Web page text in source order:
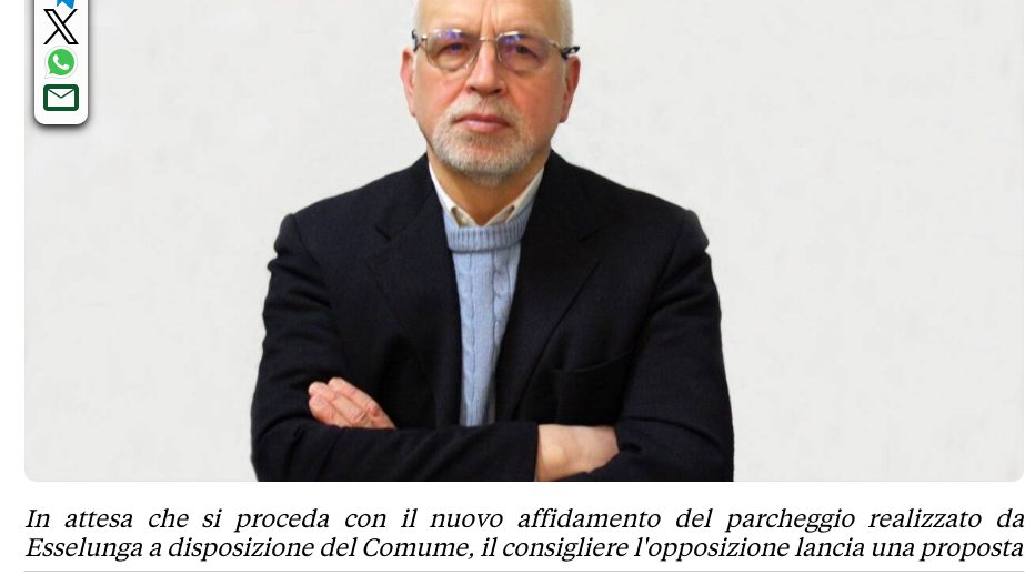
In attesa che si proceda con il nuovo affidamento del parcheggio realizzato da
Esselunga a disposizione del Comume, il consigliere l'opposizione lancia una proposta